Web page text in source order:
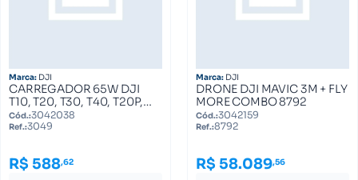
Marca: DJI
CARREGADOR 65W DJI
T10, T20, T30, T40, T20P,
T50, T25 3049
Cód.:3042038
Ref.:3049
R$ 588,62
Marca: DJI
DRONE DJI MAVIC 3M + FLY
MORE COMBO 8792
Cód.:3042159
Ref.:8792
R$ 58.089,56